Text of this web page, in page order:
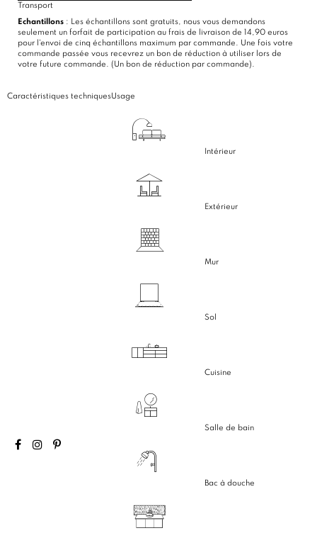
Transport
Echantillons : Les échantillons sont gratuits, nous vous demandons
seulement un forfait de participation au frais de livraison de 14,90 euros
pour l'envoi de cinq échantillons maximum par commande. Une fois votre
commande passée vous recevrez un bon de réduction à utiliser lors de
votre future commande. (Un bon de réduction par commande).
Caractéristiques techniquesUsage
Intérieur
Extérieur
Mur
Sol
Cuisine
Salle de bain
Bac à douche